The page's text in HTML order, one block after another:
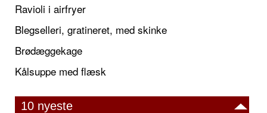
Ravioli i airfryer
Blegselleri, gratineret, med skinke
Brødæggekage
Kålsuppe med flæsk
10 nyeste